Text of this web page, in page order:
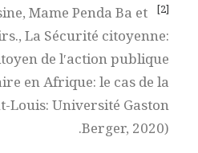
[2]
Mame Penda Ba et
La Sécurité citoyenne:
de l′action publique
en Afrique: le cas de la
Louis: Université Gaston
Berger, 2020).